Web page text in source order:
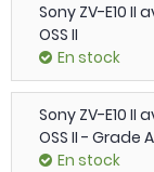
Sony ZV-E10 II
OSS II
En stock
Sony ZV-E10 II
OSS II - Grade
En stock